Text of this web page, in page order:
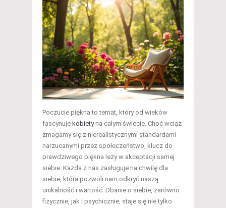
Poczucie piękna to temat, który od wieków
fascynuje kobietyna całym świecie. Choć wciąż
zmagamy się z nierealistycznymi standardami
narzucanymi przez społeczeństwo, klucz do
prawdziwego piękna leży w akceptacji samej
siebie. Każda z nas zasługuje na chwilę dla
siebie, która pozwoli nam odkryć naszą
unikalność i wartość. Dbanie o siebie, zarówno
fizycznie, jak i psychicznie, staje się nie tylko